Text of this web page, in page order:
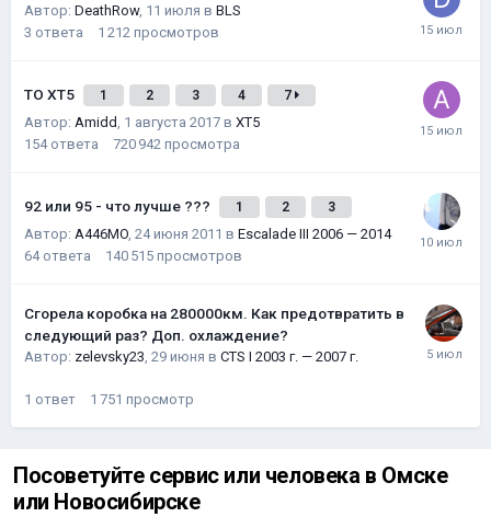
Автор: DeathRow, 11 июля в BLS
3 ответа 1 212 просмотров
ТО XT5 1 2 3 4 7
Автор: Amidd, 1 августа 2017 в XT5
154 ответа 720 942 просмотра
92 или 95 - что лучше ??? 1 2 3
Автор: A446MO, 24 июня 2011 в Escalade III 2006 — 2014
64 ответа 140 515 просмотров
Сгорела коробка на 280000км. Как предотвратить в
следующий раз? Доп. охлаждение?
Автор: zelevsky23, 29 июня в CTS I 2003 г. — 2007 г.
1 ответ 1 751 просмотр
Посоветуйте сервис или человека в Омске
или Новосибирске